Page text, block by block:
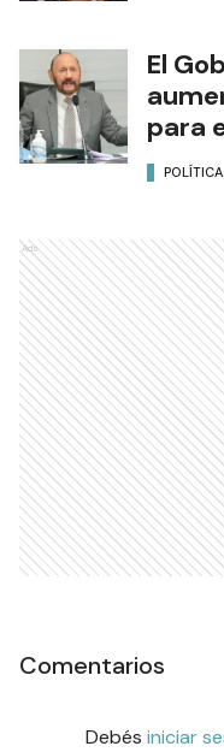
El
para
POLÍTICA
Ads
Comentarios
Debés iniciar